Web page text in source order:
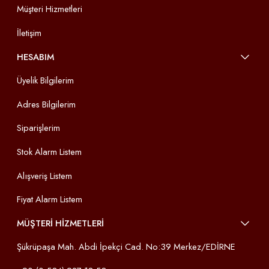
Müşteri Hizmetleri
İletişim
HESABIM
Üyelik Bilgilerim
Adres Bilgilerim
Siparişlerim
Stok Alarm Listem
Alışveriş Listem
Fiyat Alarm Listem
MÜŞTERİ HİZMETLERİ
Şükrüpaşa Mah. Abdi İpekçi Cad. No:39 Merkez/EDİRNE